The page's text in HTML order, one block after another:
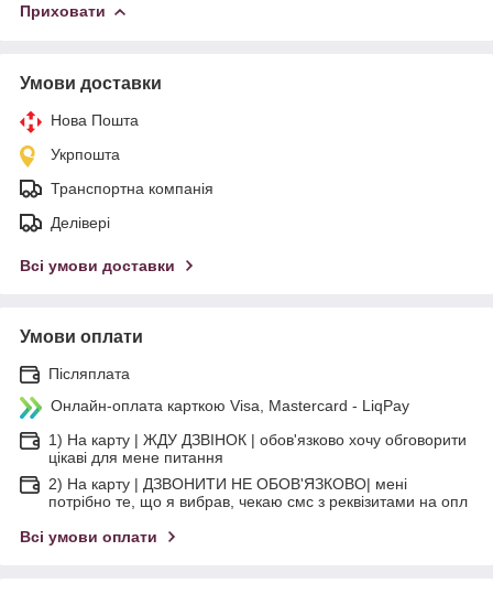
Приховати
Умови доставки
Нова Пошта
Укрпошта
Транспортна компанія
Делівері
Всі умови доставки
Умови оплати
Післяплата
Онлайн-оплата карткою Visa, Mastercard - LiqPay
1) На карту | ЖДУ ДЗВІНОК | обов'язково хочу обговорити
цікаві для мене питання
2) На карту | ДЗВОНИТИ НЕ ОБОВ'ЯЗКОВО| мені
потрібно те, що я вибрав, чекаю смс з реквізитами на опл
Всі умови оплати